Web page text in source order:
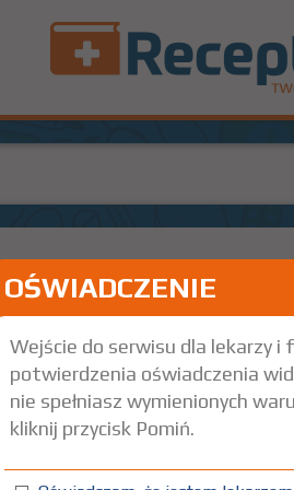
5 mg 28 fiol.
OŚWIADCZENIE
Wejście do serwisu dla lekarzy
potwierdzenia oświadczenia
nie spełniasz wymienionych
kliknij przycisk Pomiń.